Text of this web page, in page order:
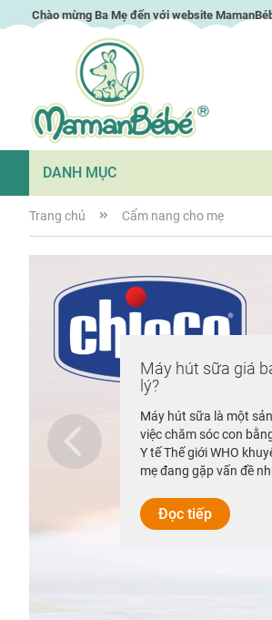
Chuyển
đến
Chào mừng Ba Mẹ đến với website
DANH MỤC
Trang chủ Cẩm nang cho mẹ
Máy hút sữa giá
lý?
Máy hút sữa là một
việc chăm sóc con
Y tế Thế giới WHO
mẹ đang gặp vấn đề
Đọc tiếp